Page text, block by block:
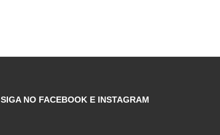
SIGA NO FACEBOOK E INSTAGRAM